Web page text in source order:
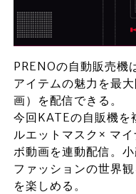
PRENOの自動販売機
アイテムの魅力を最
画）を配信できる。
今回KATEの自販機を
ルエットマスク× マ
ボ動画を連動配信。
ファッションの世界
を楽しめる。